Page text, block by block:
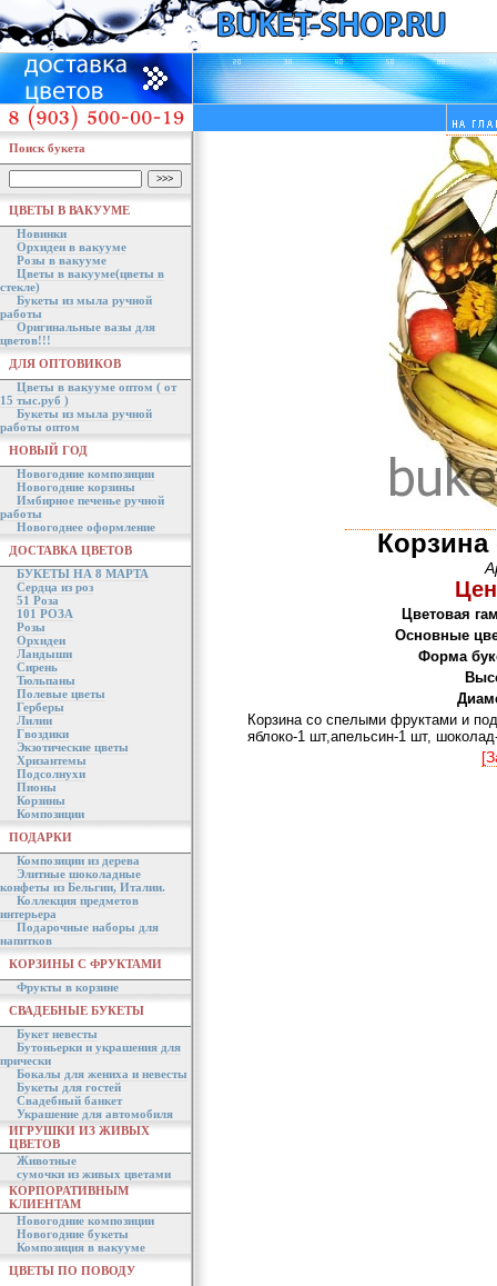
Поиск букета
ЦВЕТЫ В ВАКУУМЕ
Новинки
Орхидеи в вакууме
Розы в вакууме
Цветы в вакууме(цветы в
стекле)
Букеты из мыла ручной
работы
Оригинальные вазы для
цветов!!!
ДЛЯ ОПТОВИКОВ
Цветы в вакууме оптом ( от
15 тыс.руб )
Букеты из мыла ручной
работы оптом
НОВЫЙ ГОД
Новогодние композиции
Новогодние корзины
Имбирное печенье ручной
работы
Новогоднее оформление
ДОСТАВКА ЦВЕТОВ
БУКЕТЫ НА 8 МАРТА
Сердца из роз
51 Роза
101 РОЗА
Розы
Орхидеи
Ландыши
Сирень
Тюльпаны
Полевые цветы
Герберы
Лилии
Гвоздики
Экзотические цветы
Хризантемы
Подсолнухи
Пионы
Корзины
Композиции
ПОДАРКИ
Композиции из дерева
Элитные шоколадные
конфеты из Бельгии, Италии.
Коллекция предметов
интерьера
Подарочные наборы для
напитков
КОРЗИНЫ С ФРУКТАМИ
Фрукты в корзине
СВАДЕБНЫЕ БУКЕТЫ
Букет невесты
Бутоньерки и украшения для
прически
Бокалы для жениха и невесты
Букеты для гостей
Свадебный банкет
Украшение для автомобиля
ИГРУШКИ ИЗ ЖИВЫХ
ЦВЕТОВ
Животные
сумочки из живых цветами
КОРПОРАТИВНЫМ
КЛИЕНТАМ
Новогодние композиции
Новогодние букеты
Композиция в вакууме
ЦВЕТЫ ПО ПОВОДУ
Цветовая
Основные
Форма
Корзина со спелыми фруктами и
яблоко-1 шт,апельсин-1 шт,